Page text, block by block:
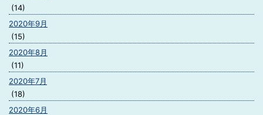
(14)
2020年9月
(15)
2020年8月
(11)
2020年7月
(18)
2020年6月